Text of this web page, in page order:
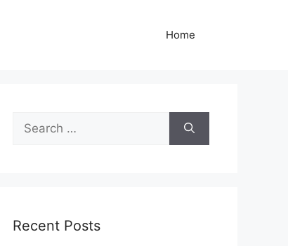
Home
fRecent Posts